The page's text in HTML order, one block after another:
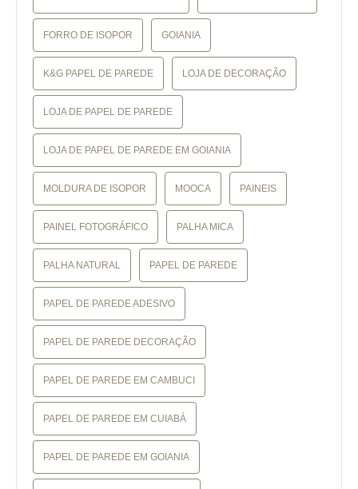
FORRO DE ISOPOR GOIANIA
K&G PAPEL DE PAREDE LOJA DE DECORAÇÃO
LOJA DE PAPEL DE PAREDE
LOJA DE PAPEL DE PAREDE EM GOIANIA
MOLDURA DE ISOPOR MOOCA PAINEIS
PAINEL FOTOGRÁFICO PALHA MICA
PALHA NATURAL PAPEL DE PAREDE
PAPEL DE PAREDE ADESIVO
PAPEL DE PAREDE DECORAÇÃO
PAPEL DE PAREDE EM CAMBUCI
PAPEL DE PAREDE EM CUIABÁ
PAPEL DE PAREDE EM GOIANIA